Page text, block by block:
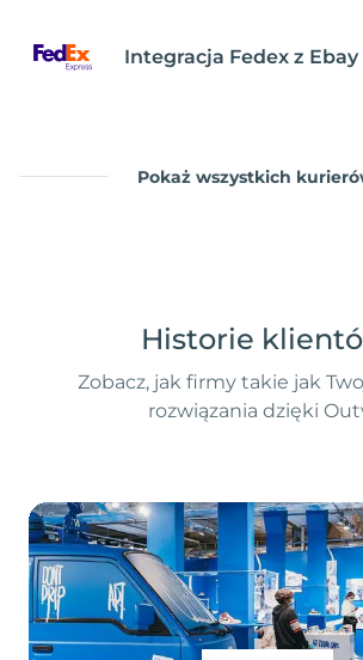
Integracja Fedex z Ebay
Pokaż wszystkich
Historie
Zobacz, jak firmy takie jak
rozwiązania dzięki